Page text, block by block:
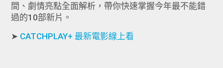
間、劇情亮點全面解析，帶你快速掌握今年最不能錯
過的10部新片。
➤ CATCHPLAY+ 最新電影線上看